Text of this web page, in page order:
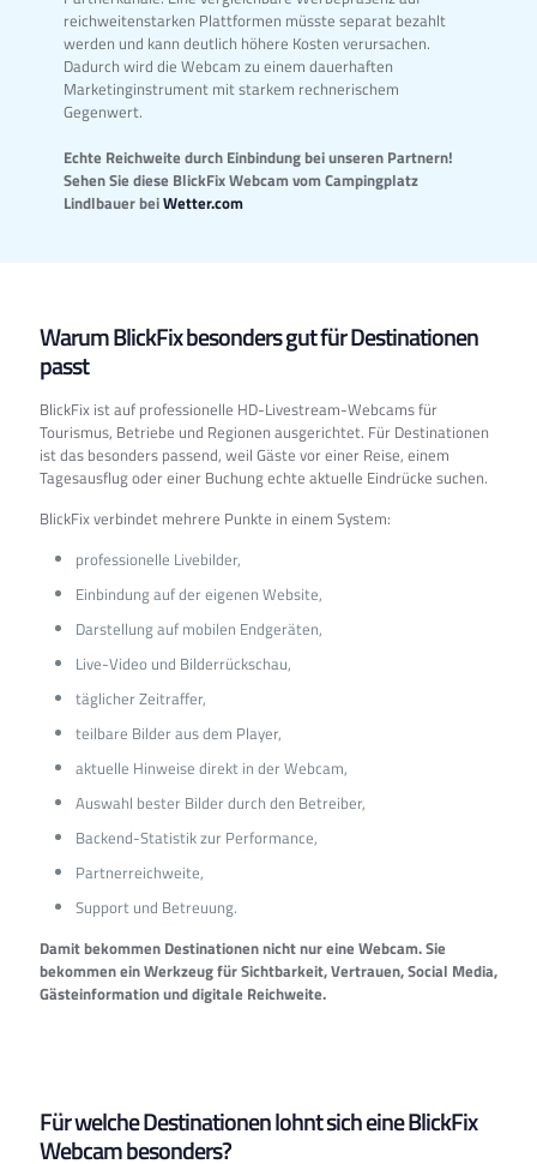
reichweitenstarken Plattformen müsste separat bezahlt
werden und kann deutlich höhere Kosten verursachen.
Dadurch wird die Webcam zu einem dauerhaften
Marketinginstrument mit starkem rechnerischem
Gegenwert.
Echte Reichweite durch Einbindung bei unseren Partnern!
Sehen Sie diese BlickFix Webcam vom Campingplatz
Lindlbauer beiWetter.com
Warum BlickFix besonders gut für Destinationen
passt
BlickFix ist auf professionelle HD-Livestream-Webcams für
Tourismus, Betriebe und Regionen ausgerichtet. Für Destinationen
ist das besonders passend, weil Gäste vor einer Reise, einem
Tagesausflug oder einer Buchung echte aktuelle Eindrücke suchen.
BlickFix verbindet mehrere Punkte in einem System:
professionelle Livebilder,
Einbindung auf der eigenen Website,
Darstellung auf mobilen Endgeräten,
Live-Video und Bilderrückschau,
täglicher Zeitraffer,
teilbare Bilder aus dem Player,
aktuelle Hinweise direkt in der Webcam,
Auswahl bester Bilder durch den Betreiber,
Backend-Statistik zur Performance,
Partnerreichweite,
Support und Betreuung.
Damit bekommen Destinationen nicht nur eine Webcam. Sie
bekommen ein Werkzeug für Sichtbarkeit, Vertrauen, Social Media,
Gästeinformation und digitale Reichweite.
Für welche Destinationen lohnt sich eine BlickFix
Webcam besonders?